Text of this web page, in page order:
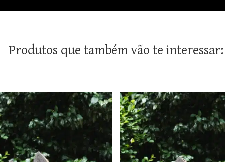
Produtos que também vão te interessar: